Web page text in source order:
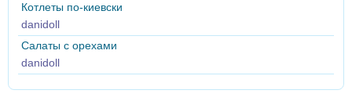
Котлеты по-киевски
danidoll
Салаты с орехами
danidoll